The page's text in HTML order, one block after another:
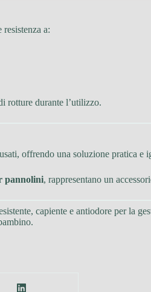
a:
rotture durante l’utilizzo.
offrendo una soluzione pratica e
pannolini, rappresentano un
capiente e antiodore per la